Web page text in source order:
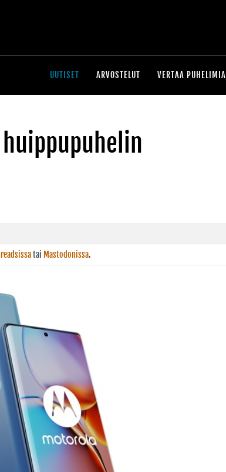
UUTISET ARVOSTELUT VERTAA PUHELIMIA
tai Mastodonissa.